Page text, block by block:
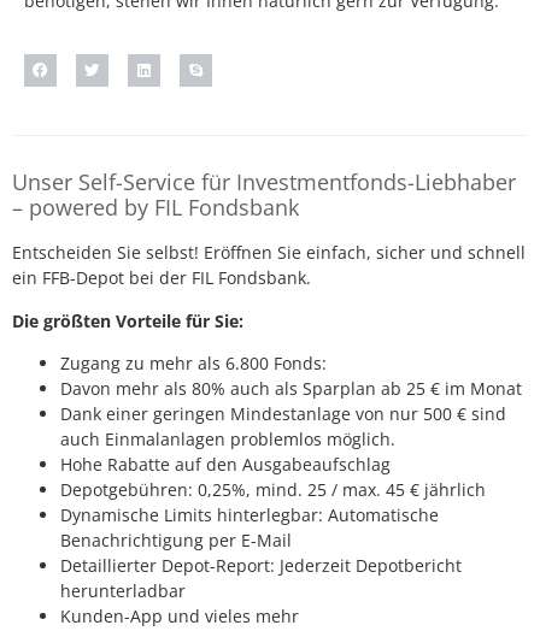
Unser Self-Service für Investmentfonds-Liebhaber
– powered by FIL Fondsbank
Entscheiden Sie selbst! Eröffnen Sie einfach, sicher und schnell
ein FFB-Depot bei der FIL Fondsbank.
Die größten Vorteile für Sie:
Zugang zu mehr als 6.800 Fonds:
Davon mehr als 80% auch als Sparplan ab 25 € im Monat
Dank einer geringen Mindestanlage von nur 500 € sind
auch Einmalanlagen problemlos möglich.
Hohe Rabatte auf den Ausgabeaufschlag
Depotgebühren: 0,25%, mind. 25 / max. 45 € jährlich
Dynamische Limits hinterlegbar: Automatische
Benachrichtigung per E-Mail
Detaillierter Depot-Report: Jederzeit Depotbericht
herunterladbar
Kunden-App und vieles mehr